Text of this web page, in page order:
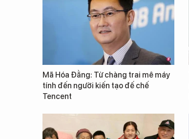
Mã Hóa Đằng: Từ chàng trai mê máy
tính đến người kiến tạo đế chế
Tencent